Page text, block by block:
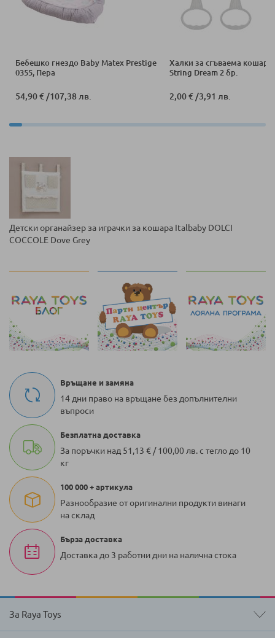
Бебешко гнездо Baby Matex Prestige
0355, Пера
54,90 € /107,38 лв.
Халки за сгъваема
String Dream 2 бр.
2,00 €/3,91 лв.
Детски органайзер за играчки за кошара Italbaby DOLCI
COCCOLE Dove Grey
Връщане и замяна
14 дни право на връщане без допълнителни
въпроси
Безплатна доставка
За поръчки над 51,13 € / 100,00 лв. с тегло до 10
кг
100 000 + артикула
Разнообразие от оригинални продукти винаги
на склад
Бърза доставка
Доставка до 3 работни дни на налична стока
За Raya Toys